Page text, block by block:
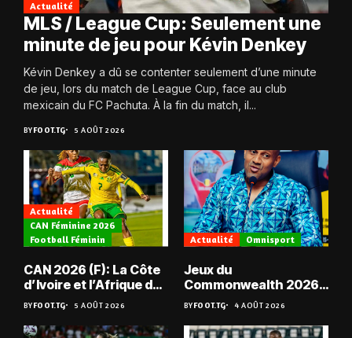
Actualité
MLS / League Cup: Seulement une
minute de jeu pour Kévin Denkey
Kévin Denkey a dû se contenter seulement d’une minute
de jeu, lors du match de League Cup, face au club
mexicain du FC Pachuta. À la fin du match, il...
BYFOOT.TG 5 AOÛT 2026
Actualité
CAN Féminine 2026
Football Féminin
CAN 2026 (F): La Côte
d’Ivoire et l’Afrique du
Sud en quarts
BYFOOT.TG 5 AOÛT 2026
Actualité Omnisport
Jeux du
Commonwealth 2026 :
« Les médailles ne
tombent pas du ciel »,
Benjamin Boukpeti
BYFOOT.TG 4 AOÛT 2026